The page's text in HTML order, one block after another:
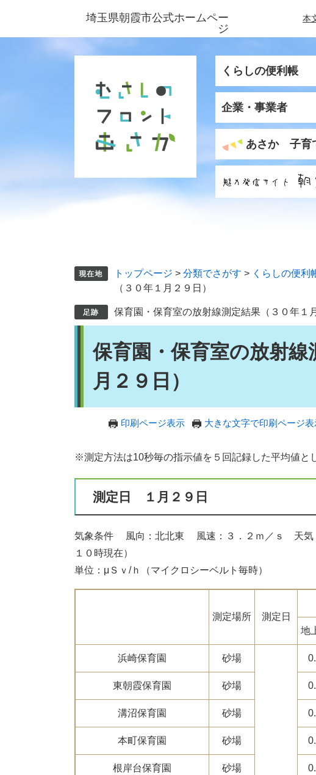
ジ
ュ
埼玉県朝霞市公式ホームペー
ジ
本
くらしの便利帳
企業・事業者
あさか 子育
トップページ > 分類でさがす > くらしの便利
（３０年１月２９日）
保育園・保育室の放射線測定結果（３０年１
保育園・保育室の放射線
月２９日）
印刷ページ表示 大きな文字で印刷ページ表
※測定方法は10秒毎の指示値を５回記録した平均値と
測定日 １月２９日
気象条件 風向：北北東 風速：３．２ｍ／ｓ 天
１０時現在）
単位：μＳｖ/ｈ（マイクロシーベルト毎時）
測定場所 測定日
地
浜崎保育園 砂場
東朝霞保育園 砂場
溝沼保育園 砂場
本町保育園 砂場
根岸台保育園 砂場